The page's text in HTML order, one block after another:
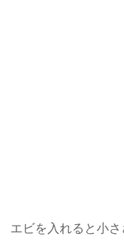
エビを入れると小